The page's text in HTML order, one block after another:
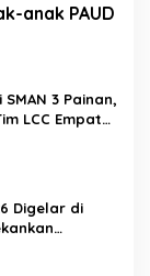
anak PAUD
3 Painan,
LCC Empat
Digelar di
Muda